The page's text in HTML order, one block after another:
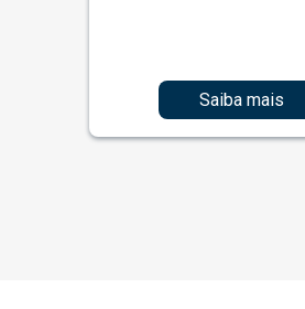
Saiba mais